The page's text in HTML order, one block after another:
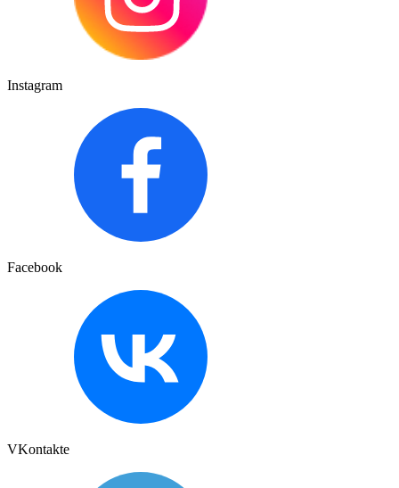
Instagram
Facebook
VKontakte